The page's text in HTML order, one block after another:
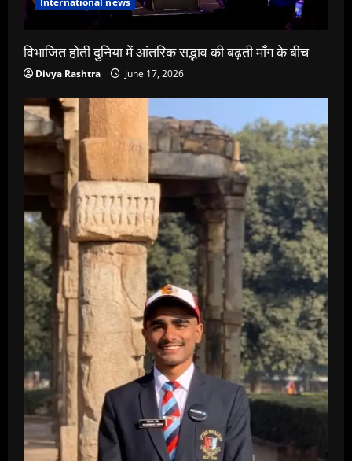
विभाजित होती दुनिया में आंतरिक सद्भाव की बढ़ती माँग के बीच
Divya Rashtra June 17, 2026